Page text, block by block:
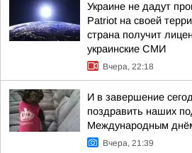
Украине не дадут
Patriot на своей
страна получит
украинские СМИ
Вчера, 22:18
И в завершение
поздравить наших
Международным
Вчера, 21:39